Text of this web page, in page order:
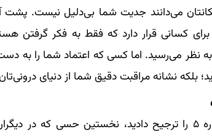
می‌دانند جدیت شما بی‌دلیل نیست.
کسانی قرار دارد که فقط به فکر گرفتن
نظر می‌رسید. اما کسی که اعتماد شما را به
بلکه نشانه مراقبت دقیق شما از دنیای
اگر مدل شماره ۵ را ترجیح دادید، نخستین حسی که